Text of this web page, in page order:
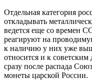
Отдельная категория
откладывать
ведется еще со времен
реагируют на
к наличию у них уже
относится и к
сразу после распада
монеты царской России.